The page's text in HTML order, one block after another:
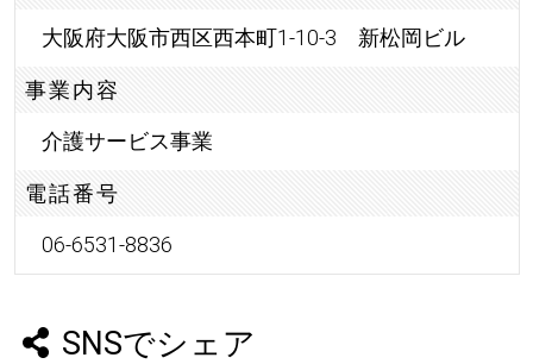
大阪府大阪市西区西本町1-10-3 新松岡ビル
事業内容
介護サービス事業
電話番号
06-6531-8836
SNSでシェア